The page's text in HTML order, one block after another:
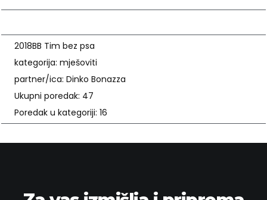
2018BB Tim bez psa
kategorija: mješoviti
partner/ica: Dinko Bonazza
Ukupni poredak: 47
Poredak u kategoriji: 16